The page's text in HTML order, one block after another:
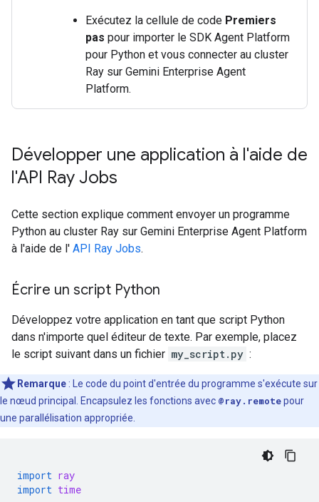
Exécutez la cellule de code Premiers
pas pour importer le SDK Agent Platform
pour Python et vous connecter au cluster
Ray sur Gemini Enterprise Agent
Platform.
Développer une application à l'aide de
l'API Ray Jobs
Cette section explique comment envoyer un programme
Python au cluster Ray sur Gemini Enterprise Agent Platform
à l'aide de l' API Ray Jobs.
Écrire un script Python
Développez votre application en tant que script Python
dans n'importe quel éditeur de texte. Par exemple, placez
le script suivant dans un fichier my_script.py :
Remarque : Le code du point d'entrée du programme s'exécute sur
le nœud principal. Encapsulez les fonctions avec @ray.remotepour
une parallélisation appropriée.
import ray
import time